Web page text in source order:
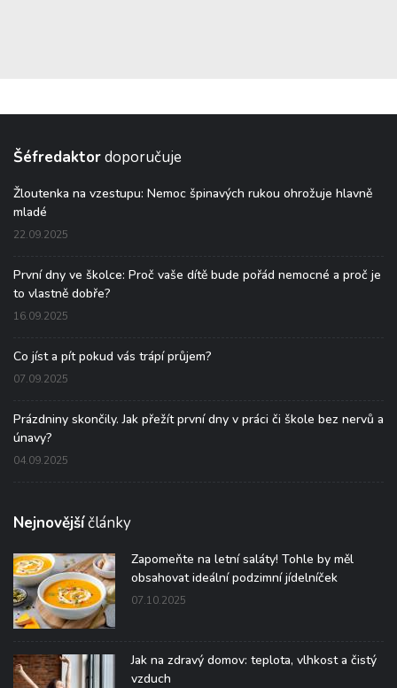
Šéfredaktordoporučuje
Žloutenka na vzestupu: Nemoc špinavých rukou ohrožuje hlavně
mladé
22.09.2025
První dny ve školce: Proč vaše dítě bude pořád nemocné a proč je
to vlastně dobře?
16.09.2025
Co jíst a pít pokud vás trápí průjem?
07.09.2025
Prázdniny skončily. Jak přežít první dny v práci či škole bez nervů a
únavy?
04.09.2025
Nejnovějšíčlánky
Zapomeňte na letní saláty! Tohle by měl
obsahovat ideální podzimní jídelníček
07.10.2025
Jak na zdravý domov: teplota, vlhkost a čistý
vzduch